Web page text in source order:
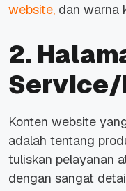
website, dan warna
2.
Konten website
adalah tentang
tuliskan pelayanan
dengan sangat